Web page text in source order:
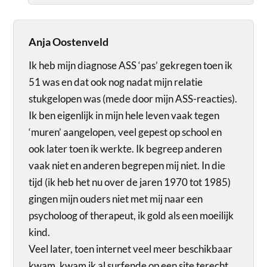
Anja Oostenveld
Ik heb mijn diagnose ASS ‘pas’ gekregen toen ik
51 was en dat ook nog nadat mijn relatie
stukgelopen was (mede door mijn ASS-reacties).
Ik ben eigenlijk in mijn hele leven vaak tegen
‘muren’ aangelopen, veel gepest op school en
ook later toen ik werkte. Ik begreep anderen
vaak niet en anderen begrepen mij niet. In die
tijd (ik heb het nu over de jaren 1970 tot 1985)
gingen mijn ouders niet met mij naar een
psycholoog of therapeut, ik gold als een moeilijk
kind.
Veel later, toen internet veel meer beschikbaar